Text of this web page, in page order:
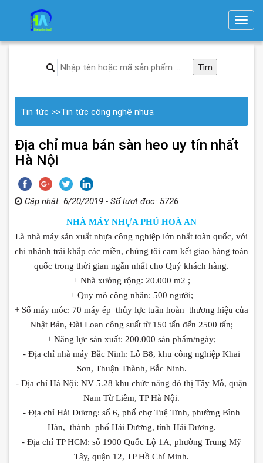
T
e
a
n
Tin tức >>Tin tức công nghệ nhựa
Địa chỉ mua bán sàn heo uy tín nhất
Hà Nội
Cập nhật: 6/20/2019 - Số lượt đọc: 5726
NHÀ MÁY NHỰA PHÚ HOÀ AN
Là nhà máy sản xuất nhựa công nghiệp lớn nhất toàn quốc, với
chi nhánh trải khắp các miền, chúng tôi cam kết giao hàng toàn
quốc trong thời gian ngắn nhất cho Quý khách hàng.
+ Nhà xưởng rộng: 20.000 m2 ;
+ Quy mô công nhân: 500 người;
+ Số máy móc: 70 máy ép thủy lực tuần hoàn thương hiệu của
Nhật Bản, Đài Loan công suất từ 150 tấn đến 2500 tấn;
+ Năng lực sản xuất: 200.000 sản phẩm/ngày;
- Địa chỉ nhà máy Bắc Ninh: Lô B8, khu công nghiệp Khai
Sơn, Thuận Thành, Bắc Ninh.
- Địa chỉ Hà Nội: NV 5.28 khu chức năng đô thị Tây Mỗ, quận
Nam Từ Liêm, TP Hà Nội.
- Địa chỉ Hải Dương: số 6, phố chợ Tuệ Tĩnh, phường Bình
Hàn, thành phố Hải Dương, tỉnh Hải Dương.
- Địa chỉ TP HCM: số 1900 Quốc Lộ 1A, phường Trung Mỹ
Tây, quận 12, TP Hồ Chí Minh.